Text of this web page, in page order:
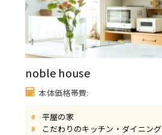
noble house
本体価格帯費:
# 平屋の家
# こだわりのキッチン・ダイニング